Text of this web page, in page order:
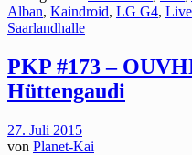
Alban, Kaindroid, LG G4, Live
Saarlandhalle
PKP #173 –
Hüttengaudi
27. Juli 2015
von Planet-Kai